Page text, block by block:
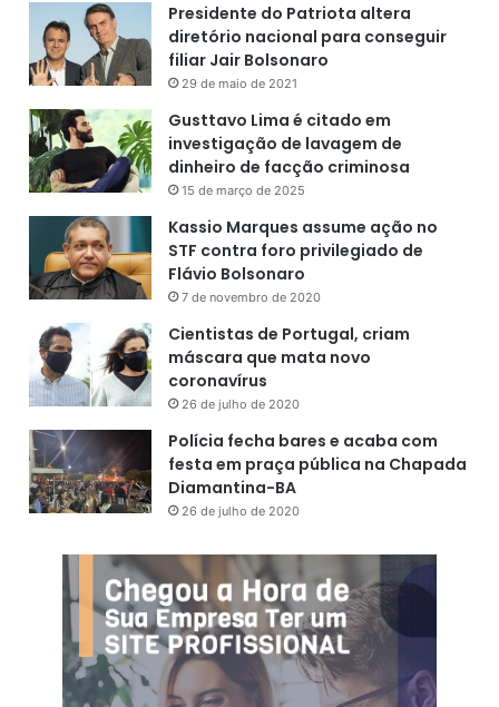
Presidente do Patriota altera
diretório nacional para conseguir
filiar Jair Bolsonaro
29 de maio de 2021
Gusttavo Lima é citado em
investigação de lavagem de
dinheiro de facção criminosa
15 de março de 2025
Kassio Marques assume ação no
STF contra foro privilegiado de
Flávio Bolsonaro
7 de novembro de 2020
Cientistas de Portugal, criam
máscara que mata novo
coronavírus
26 de julho de 2020
Polícia fecha bares e acaba com
festa em praça pública na Chapada
Diamantina-BA
26 de julho de 2020